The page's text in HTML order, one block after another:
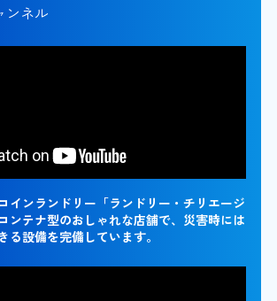
ンネル
インランドリー「ランドリー・チリエージ
テナ型のおしゃれな店舗で、災害時には
る設備を完備しています。